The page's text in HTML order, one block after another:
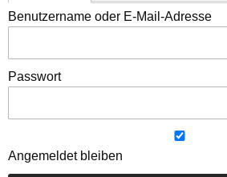
Benutzername oder E-Mail-Adresse
Passwort
Angemeldet bleiben